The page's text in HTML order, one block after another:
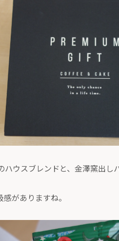
ウスブレンドと、金澤窯出し
がありますね。